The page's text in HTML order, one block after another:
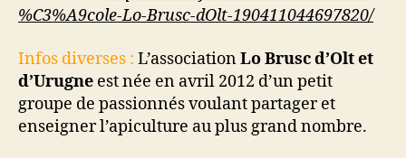
%C3%A9cole-Lo-Brusc-dOlt-190411044697820/
Infos diverses : L’associationLo Brusc d’Olt et
d’Urugne est née en avril 2012 d’un petit
groupe de passionnés voulant partager et
enseigner l’apiculture au plus grand nombre.